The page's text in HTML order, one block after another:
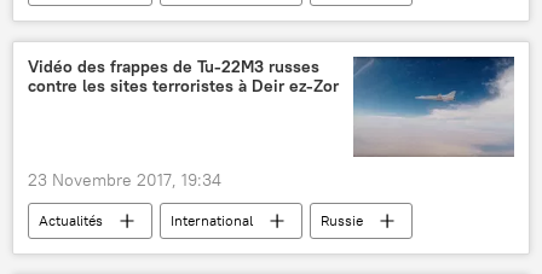
Syrie
Tartous
Hmeimim
Valery Guerassimov
Centre russe pour la réconciliation des parties en conflit en Syrie
Vidéo des frappes de Tu-22M3 russes
contre les sites terroristes à Deir ez-Zor
23 Novembre 2017, 19:34
Actualités International
Russie
Syrie
Deir ez-Zor